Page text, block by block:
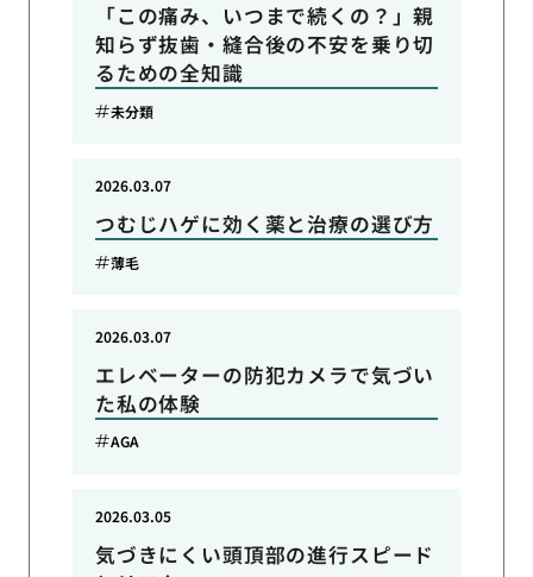
「この痛み、いつまで続くの？」親
知らず抜歯・縫合後の不安を乗り切
るための全知識
未分類
つむじハゲに効く薬と治療の選び方
2026.03.07
薄毛
エレベーターの防犯カメラで気づい
た私の体験
2026.03.07
AGA
気づきにくい頭頂部の進行スピード
2026.03.05